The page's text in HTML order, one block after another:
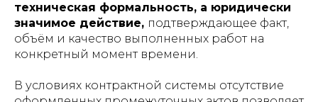
техническая формальность, а юридически
значимое действие, подтверждающее факт,
объём и качество выполненных работ на
конкретный момент времени.
В условиях контрактной системы отсутствие